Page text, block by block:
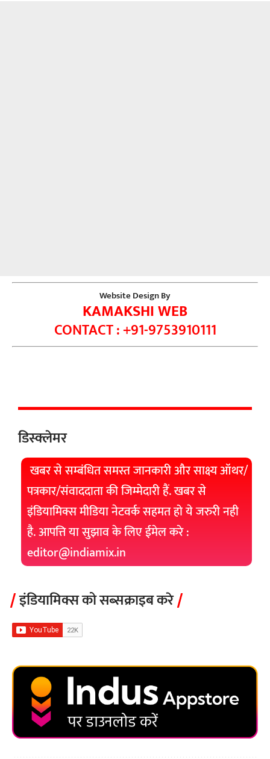
Website Design By
KAMAKSHI WEB
CONTACT : +91-9753910111
डिस्क्लेमर
खबर से सम्बंधित समस्त जानकारी और साक्ष्य ऑथर/
पत्रकार/संवाददाता की जिम्मेदारी हैं. खबर से
इंडियामिक्स मीडिया नेटवर्क सहमत हो ये जरुरी नही
है. आपत्ति या सुझाव के लिए ईमेल करे :
editor@indiamix.in
इंडियामिक्स को सब्सक्राइब करे